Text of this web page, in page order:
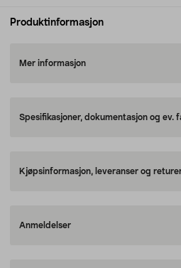
Produktinformasjon
Mer informasjon
Spesifikasjoner, dokumentasjon og ev.
Kjøpsinformasjon, leveranser og
Anmeldelser